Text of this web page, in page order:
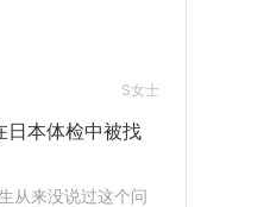
S女士
日本体检中被找
从来没说过这个问